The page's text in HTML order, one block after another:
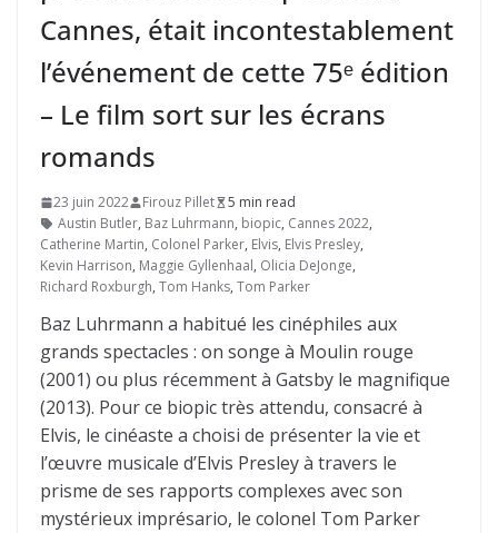
Cannes, était incontestablement
l’événement de cette 75ᵉ édition
– Le film sort sur les écrans
romands
23 juin 2022 Firouz Pillet
5 min read
Austin Butler, Baz Luhrmann, biopic, Cannes 2022,
Catherine Martin, Colonel Parker, Elvis, Elvis Presley,
Kevin Harrison, Maggie Gyllenhaal, Olicia DeJonge,
Richard Roxburgh, Tom Hanks, Tom Parker
Baz Luhrmann a habitué les cinéphiles aux
grands spectacles : on songe à Moulin rouge
(2001) ou plus récemment à Gatsby le magnifique
(2013). Pour ce biopic très attendu, consacré à
Elvis, le cinéaste a choisi de présenter la vie et
l’œuvre musicale d’Elvis Presley à travers le
prisme de ses rapports complexes avec son
mystérieux imprésario, le colonel Tom Parker